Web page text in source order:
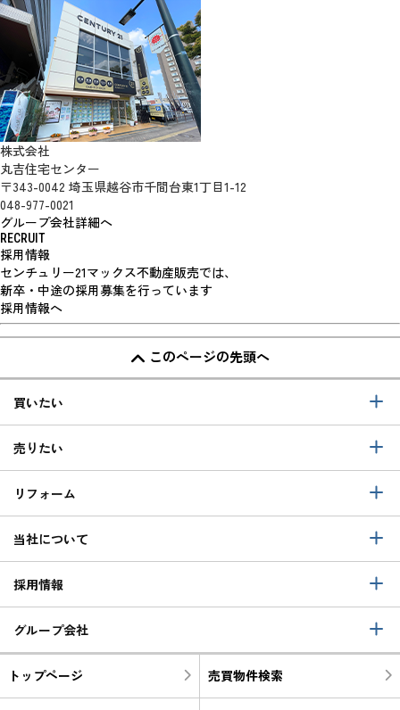
株式会社
丸吉住宅センター
〒343-0042 埼玉県越谷市千間台東1丁目1-12
048-977-0021
グループ会社詳細へ
RECRUIT
採用情報
センチュリー21マックス不動産販売では、
新卒・中途の採用募集を行っています
採用情報へ
このページの先頭へ
買いたい
売りたい
リフォーム
当社について
採用情報
グループ会社
トップページ 売買物件検索